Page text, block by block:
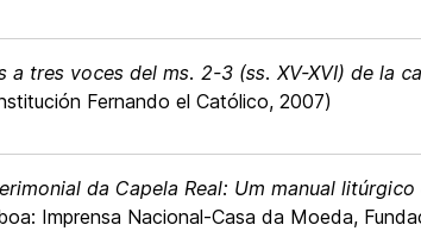
a tres voces del ms. 2-3 (ss. XV-XVI) de la
Fernando el Católico, 2007)
da Capela Real: Um manual
Imprensa Nacional-Casa da Moeda,